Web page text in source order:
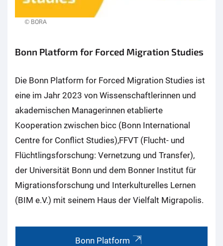
© BORA
Bonn Platform for Forced Migration Studies
Die Bonn Platform for Forced Migration Studies ist
eine im Jahr 2023 von Wissenschaftlerinnen und
akademischen Managerinnen etablierte
Kooperation zwischen bicc (Bonn International
Centre for Conflict Studies),FFVT (Flucht- und
Flüchtlingsforschung: Vernetzung und Transfer),
der Universität Bonn und dem Bonner Institut für
Migrationsforschung und Interkulturelles Lernen
(BIM e.V.) mit seinem Haus der Vielfalt Migrapolis.
Bonn Platform